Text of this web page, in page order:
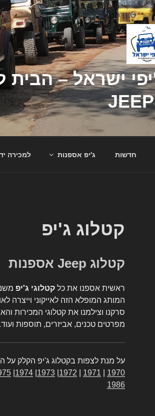
חדשות ג'יפ אספנות למכירה יד 2
קטלוג ג'יפ
קטלוג Jeep אספנות
ראשית אספנו את כל קטלוגי ג'יפ
המותג המופלא הזה לאייקוני
סרקנו וצילמנו את קטלוגי המכירות
מפרטים טכנים, אביזרים, תוספות
על מנת לצפות בקטלוג ג'יפ הקלק על
1970
1971
1972
1973
1974
1986